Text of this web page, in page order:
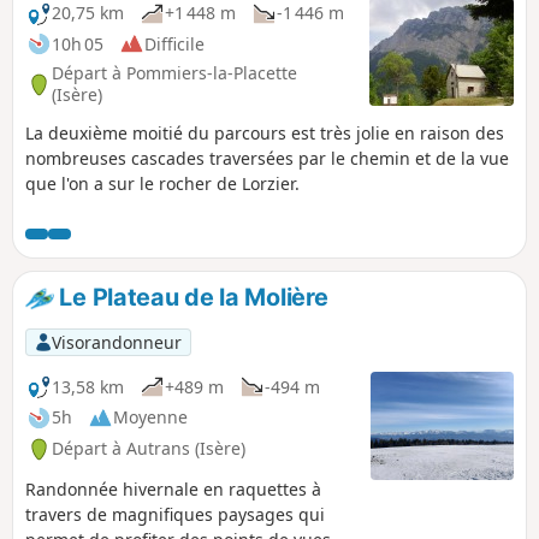
branches, d'arbres, de cailloux, de rochers, coulées de
boues, crues torrentielles, glissades ... Vous longerez des
ravins et des falaises. Ne quittez pas le sentier balisé.
20,75 km
+1 448 m
-1 446 m
10h 05
Difficile
Départ à Pommiers-la-Placette
(Isère)
La deuxième moitié du parcours est très jolie en raison des
nombreuses cascades traversées par le chemin et de la vue
que l'on a sur le rocher de Lorzier.
Le Plateau de la Molière
Visorandonneur
13,58 km
+489 m
-494 m
5h
Moyenne
Départ à Autrans (Isère)
Randonnée hivernale en raquettes à
travers de magnifiques paysages qui